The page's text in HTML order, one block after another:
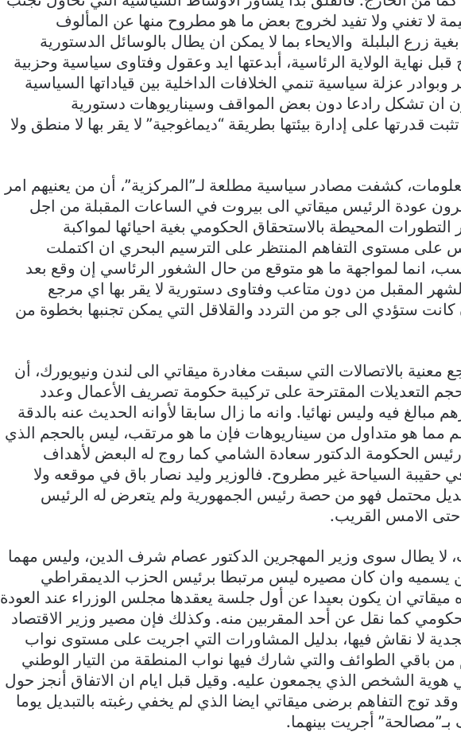
لا تغني ولا تفيد لخروج بعض ما هو مطروح منها عن المألوف
زرع البلبلة والايحاء بما لا يمكن ان يطال بالوسائل الدستورية
قبل نهاية الولاية الرئاسية، أبدعتها ايد وعقول وفتاوى سياسية وحزبية
عزلة سياسية تنمي الخلافات الداخلية بين قياداتها السياسية
دون ان تشكل رادعا دون بعض المواقف وسيناريوهات دستورية
قدرتها على إدارة بيئتها بطريقة “ديماغوجية” لا يقر بها لا منطق ولا
كشفت مصادر سياسية مطلعة لـ”المركزية”، أن من يعنيهم امر
عودة الرئيس ميقاتي الى بيروت في الساعات المقبلة من اجل
المحيطة بالاستحقاق الحكومي بغية احيائها لمواكبة
على مستوى التفاهم المنتظر على الترسيم البحري ان اكتملت
انما لمواجهة ما هو متوقع من حال الشغور الرئاسي إن وقع بعد
الشهر المقبل من دون متاعب وفتاوى دستورية لا يقر بها اي مرجع
ستؤدي الى جو من التردد والقلاقل التي يمكن تجنبها بخطوة من
معنية بالاتصالات التي سبقت مغادرة ميقاتي الى لندن ونيويورك، أن
التعديلات المقترحة على تركيبة حكومة تصريف الأعمال وعدد
مبالغ فيه وليس نهائيا. وانه ما زال سابقا لأوانه الحديث عنه بالدقة
مما هو متداول من سيناريوهات فإن ما هو مرتقب، ليس بالحجم الذي
الحكومة الدكتور سعادة الشامي كما روج له البعض لأهداف
حقيبة السياحة غير مطروح. فالوزير وليد نصار باق في موقعه ولا
محتمل فهو من حصة رئيس الجمهورية ولم يتعرض له الرئيس
الامس القريب.
لا يطال سوى وزير المهجرين الدكتور عصام شرف الدين، وليس مهما
وان كان مصيره ليس مرتبطا برئيس الحزب الديمقراطي
ميقاتي ان يكون بعيدا عن أول جلسة يعقدها مجلس الوزراء عند العودة
كما نقل عن أحد المقربين منه. وكذلك فإن مصير وزير الاقتصاد
لا نقاش فيها، بدليل المشاورات التي اجريت على مستوى نواب
من باقي الطوائف والتي شارك فيها نواب المنطقة من التيار الوطني
هوية الشخص الذي يجمعون عليه. وقيل قبل ايام ان الاتفاق أنجز حول
توج التفاهم برضى ميقاتي ايضا الذي لم يخفي رغبته بالتبديل يوما
أجريت بينهما.